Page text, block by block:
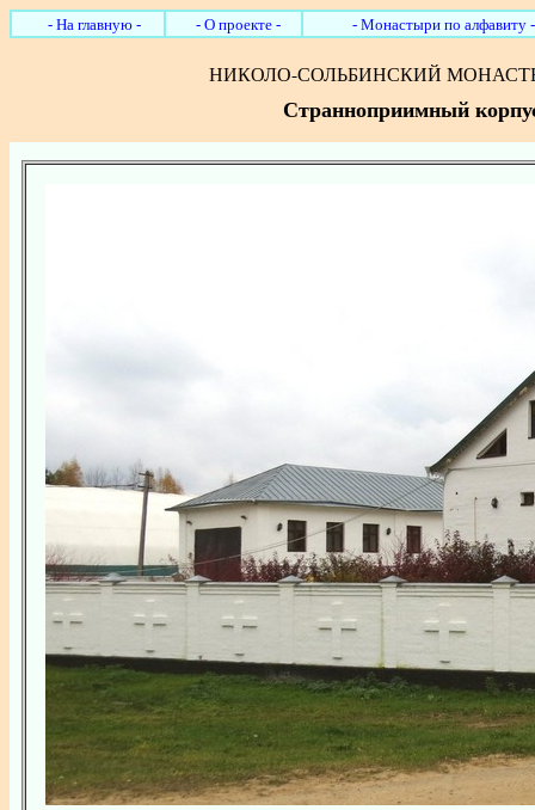
- На главную - - О проекте - - Монастыри по алфавиту -
НИКОЛО-СОЛЬБИНСКИЙ
Странноприимный